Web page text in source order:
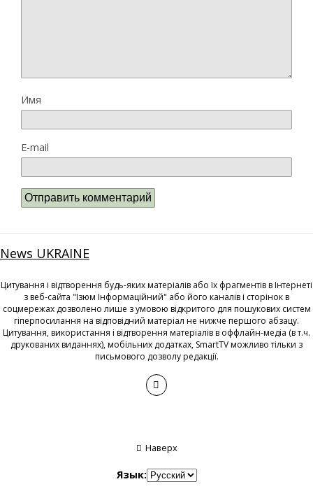
Имя
E-mail
News UKRAINE
Цитування і відтворення будь-яких матеріалів або їх фрагментів в Інтернеті
з веб-сайта "Ізюм Інформаційний" або його каналів і сторінок в
соцмережах дозволено лише з умовою відкритого для пошукових систем
гіперпосилання на відповідний матеріал не нижче першого абзацу.
Цитування, використання і відтворення матеріалів в оффлайн-медіа (в т.ч.
друкованих виданнях), мобільних додатках, SmartTV можливо тільки з
письмового дозволу редакції.
Наверх
Язык: